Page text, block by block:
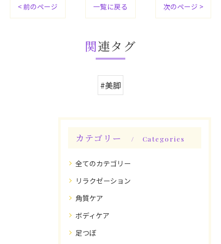
< 前のページ 一覧に戻る 次のページ >
関連タグ
#美脚
カテゴリー Categories
全てのカテゴリー
リラクゼーション
角質ケア
ボディケア
足つぼ